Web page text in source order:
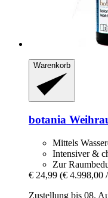
Warenkorb
botania
Mittels
Intensiver &
Zur
€ 24,99 (€ 4.998,00
Zustellung bis 08.